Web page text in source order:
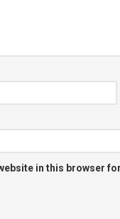
in this browser